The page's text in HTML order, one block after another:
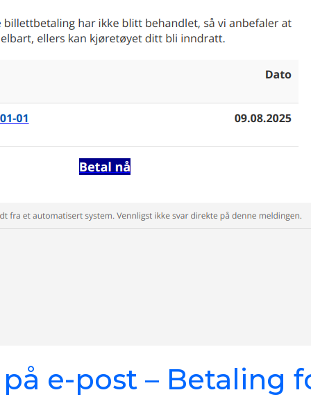
e-post – Betaling